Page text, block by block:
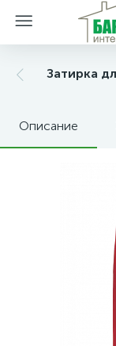
Затирка
Описание